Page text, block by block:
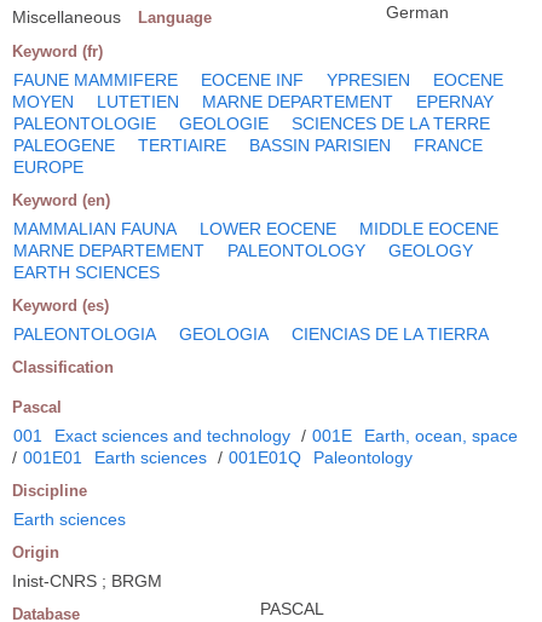
Miscellaneous Language German
Keyword (fr)
FAUNE MAMMIFERE EOCENE INF YPRESIEN
EOCENE
MOYEN
LUTETIEN MARNE DEPARTEMENT
EPERNAY
PALEONTOLOGIE
GEOLOGIE
SCIENCES DE LA TERRE
PALEOGENE
TERTIAIRE BASSIN PARISIEN
FRANCE
EUROPE
Keyword (en)
MAMMALIAN FAUNA LOWER EOCENE
MIDDLE EOCENE
MARNE DEPARTEMENT
PALEONTOLOGY
GEOLOGY
EARTH SCIENCES
Keyword (es)
PALEONTOLOGIA GEOLOGIA CIENCIAS DE LA TIERRA
Classification
Pascal
001 Exact sciences and technology / 001E
Earth, ocean, space
/ 001E01 Earth sciences / 001E01Q Paleontology
Discipline
Earth sciences
Origin
Inist-CNRS ; BRGM
Database PASCAL